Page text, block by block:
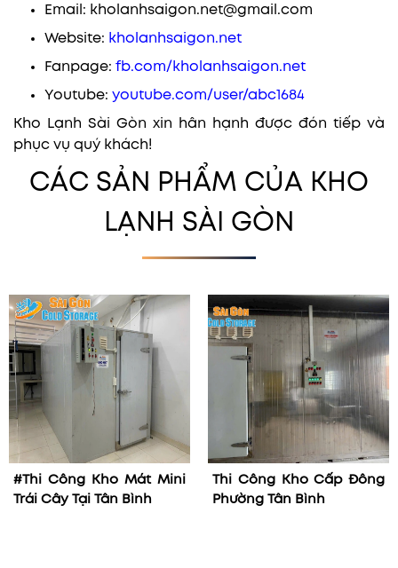
Email: kholanhsaigon.net@gmail.com
Website: kholanhsaigon.net
Fanpage: fb.com/kholanhsaigon.net
Youtube: youtube.com/user/abc1684
Kho Lạnh Sài Gòn xin hân hạnh được đón tiếp và
phục vụ quý khách!
CÁC SẢN PHẨM CỦA KHO
LẠNH SÀI GÒN
#Thi Công Kho Mát Mini
Trái Cây Tại Tân Bình
Thi Công Kho Cấp Đông
Phường Tân Bình